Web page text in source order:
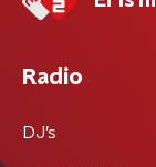
Radio
DJ’s